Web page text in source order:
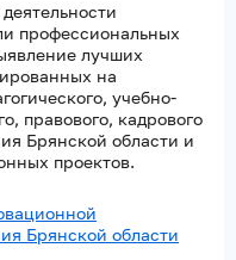
профессиональных
лучших
на
учебно-
правового, кадрового
Брянской области и
проектов.
Брянской области